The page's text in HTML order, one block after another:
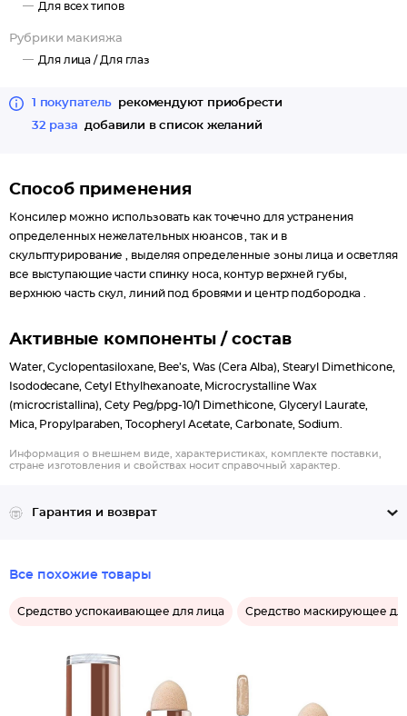
Для всех типов
Рубрики макияжа
Для лица / Для глаз
1 покупатель
рекомендуют приобрести
32 раза
добавили в список желаний
Способ применения
Консилер можно использовать как точечно для устранения
определенных нежелательных нюансов , так и в
скульптурирование , выделяя определенные зоны лица и осветляя
все выступающие части спинку носа, контур верхней губы,
верхнюю часть скул, линий под бровями и центр подбородка .
Активные компоненты / состав
Water, Cyclopentasiloxane, Bee’s, Was (Cera Alba), Stearyl Dimethicone,
Isododecane, Cetyl Ethylhexanoate, Microcrystalline Wax
(microcristallina), Cety Peg/ppg-10/1 Dimethicone, Glyceryl Laurate,
Mica, Propylparaben, Tocopheryl Acetate, Carbonate, Sodium.
Информация о внешнем виде, характеристиках, комплекте поставки,
стране изготовления и свойствах носит справочный характер.
Гарантия и возврат
Все похожие товары
Средство успокаивающее для лица Средство маскирующее